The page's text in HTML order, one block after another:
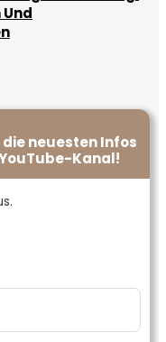
neuesten Infos
Kanal!